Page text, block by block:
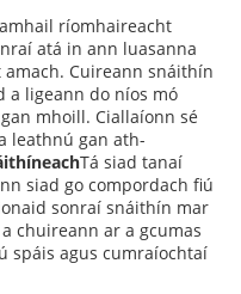
ríomhaireacht
atá in ann luasanna
Cuireann snáithín
a ligeann do níos mó
mhoill. Ciallaíonn sé
leathnú gan ath-
Tá siad tanaí
siad go compordach fiú
sonraí snáithín mar
chuireann ar a gcumas
spáis agus cumraíochtaí